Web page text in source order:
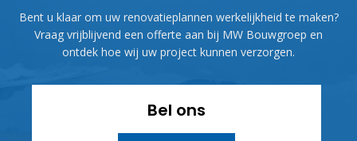
Bent u klaar om uw renovatieplannen werkelijkheid te maken?
Vraag vrijblijvend een offerte aan bij MW Bouwgroep en
ontdek hoe wij uw project kunnen verzorgen.
Bel ons